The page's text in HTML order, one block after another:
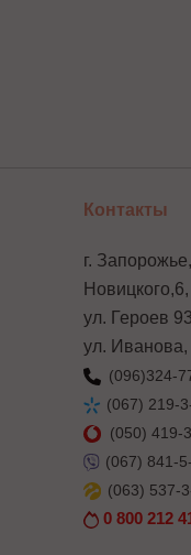
Контакты
г.
Новицкого,6,
ул. Героев
ул. Иванова,
(096)324-
(067) 219-
(050) 419-
(067) 841-
(063) 537-
0 800 212